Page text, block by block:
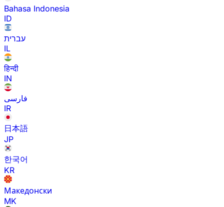
Bahasa Indonesia
ID
עברית
IL
हिन्दी
IN
فارسی
IR
日本語
JP
한국어
KR
Македонски
MK